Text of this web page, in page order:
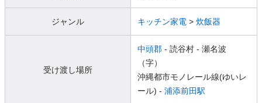
ジャンル キッチン家電 > 炊飯器
受け渡し場所
中頭郡 - 読谷村 - 瀬名波
（字）
沖縄都市モノレール線(ゆいレ
ール) - 浦添前田駅